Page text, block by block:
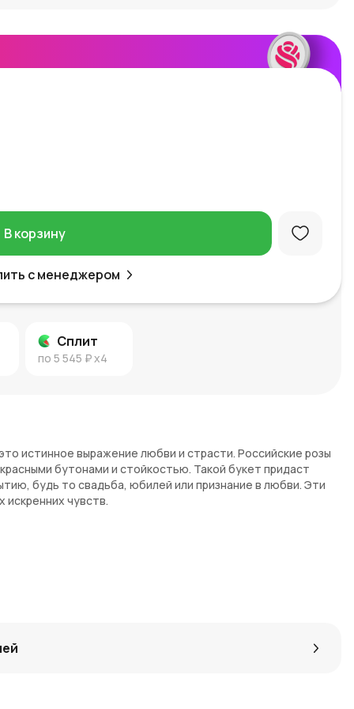
В корзину
с менеджером
Сплит
по 5 545 ₽x4
истинное выражение любви и страсти. Российские розы
бутонами и стойкостью. Такой букет придаст
будь то свадьба, юбилей или признание в любви. Эти
чувств.
своей стойкостью и долго сохраняют свой великолепный